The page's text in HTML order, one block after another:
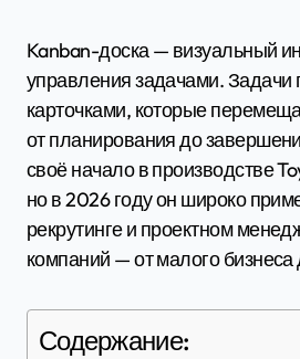
Kanban-доска — визуальный
управления задачами. Задачи
карточками, которые
от планирования до
своё начало в производстве
но в 2026 году он широко
рекрутинге и проектном
компаний — от малого бизнеса
Содержание: